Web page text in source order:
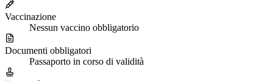
Vaccinazione
Nessun vaccino obbligatorio
Documenti obbligatori
Passaporto in corso di validità